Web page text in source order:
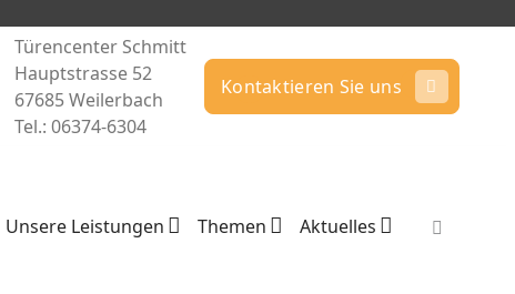
Türencenter Schmitt
Hauptstrasse 52
67685 Weilerbach
Tel.: 06374-6304
Kontaktieren Sie uns
Unsere Leistungen Themen Aktuelles